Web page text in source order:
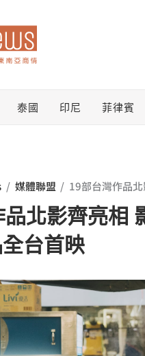
泰國 印尼 菲律賓
/ 媒體聯盟 / 19部台灣作品
北影齊亮相
台首映